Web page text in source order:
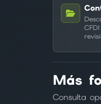
Más
Consulta